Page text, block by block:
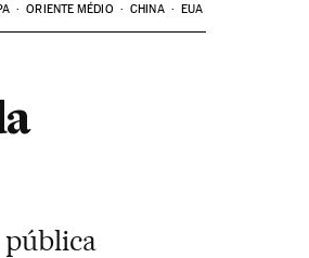
ORIENTE MÉDIO CHINA EUA
pública